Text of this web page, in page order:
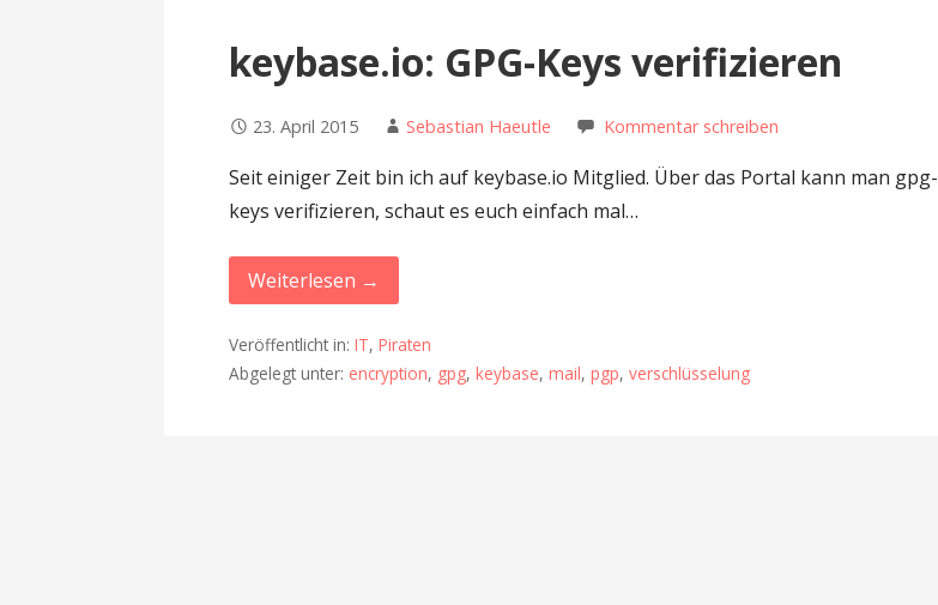
keybase.io: GPG-Keys verifizieren
23. April 2015 Sebastian Haeutle Kommentar schreiben
Seit einiger Zeit bin ich auf keybase.io Mitglied. Über das Portal kann man gpg-
keys verifizieren, schaut es euch einfach mal…
Weiterlesen →
Veröffentlicht in:IT,Piraten
Abgelegt unter: encryption, gpg,keybase,mail,pgp,verschlüsselung